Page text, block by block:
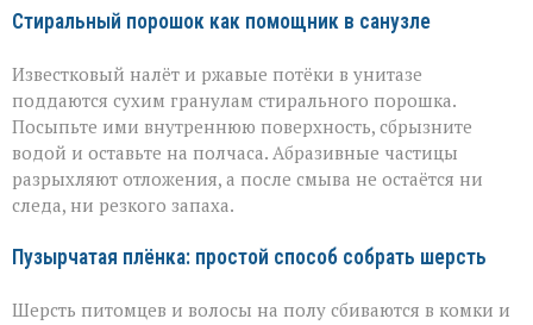
Стиральный порошок как помощник в санузле
Известковый налёт и ржавые потёки в унитазе
поддаются сухим гранулам стирального порошка.
Посыпьте ими внутреннюю поверхность, сбрызните
водой и оставьте на полчаса. Абразивные частицы
разрыхляют отложения, а после смыва не остаётся ни
следа, ни резкого запаха.
Пузырчатая плёнка: простой способ собрать шерсть
Шерсть питомцев и волосы на полу сбиваются в комки и